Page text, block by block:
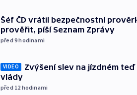
Šéf ČD vrátil bezpečnostní
prověřit, píší Seznam Zprávy
před 9hodinami
VIDEO
Zvýšení slev na jízdném
vlády
před 12 hodinami